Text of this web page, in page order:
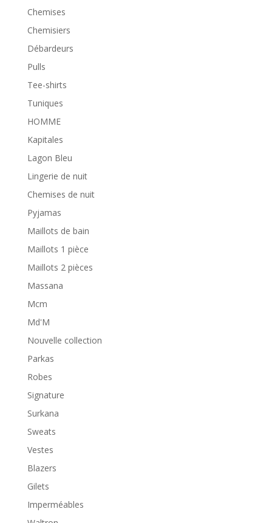
Chemises
Chemisiers
Débardeurs
Pulls
Tee-shirts
Tuniques
HOMME
Kapitales
Lagon Bleu
Lingerie de nuit
Chemises de nuit
Pyjamas
Maillots de bain
Maillots 1 pièce
Maillots 2 pièces
Massana
Mcm
Md'M
Nouvelle collection
Parkas
Robes
Signature
Surkana
Sweats
Vestes
Blazers
Gilets
Imperméables